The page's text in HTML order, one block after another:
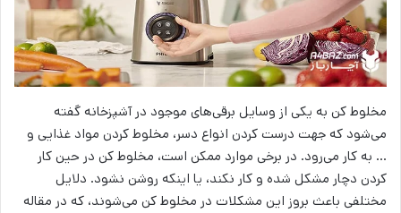
مخلوط کن به یکی از وسایل برقی‌های موجود در آشپزخانه گفته
می‌شود که جهت درست کردن انواع دسر، مخلوط کردن مواد غذایی و
… به کار می‌رود. در برخی موارد ممکن است، مخلوط کن در حین کار
کردن دچار مشکل شده و کار نکند، یا اینکه روشن نشود. دلایل
مختلفی باعث بروز این مشکلات در مخلوط کن می‌شوند، که در مقاله